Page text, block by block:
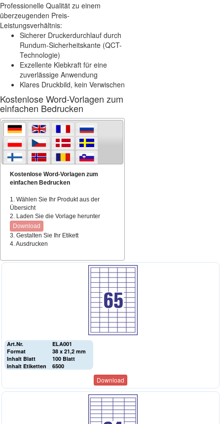
Professionelle Qualität zu einem
überzeugenden Preis-
Leistungsverhältnis:
Sicherer Druckerdurchlauf durch
Rundum-Sicherheitskante (QCT-
Technologie)
Exzellente Klebkraft für eine
zuverlässige Anwendung
Klares Druckbild, kein Verwischen
Kostenlose Word-Vorlagen zum
einfachen Bedrucken
Kostenlose Word-Vorlagen zum
einfachen Bedrucken
1. Wählen Sie Ihr Produkt aus der
Übersicht
2. Laden Sie die Vorlage herunter
Download
3. Gestalten Sie Ihr Etikett
4. Ausdrucken
Art.Nr.
ELA001
Format
38 x 21,2 mm
Inhalt Blatt
100 Blatt
Inhalt Etiketten
6500
Download